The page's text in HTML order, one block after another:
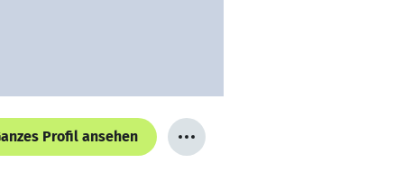
Profil ansehen